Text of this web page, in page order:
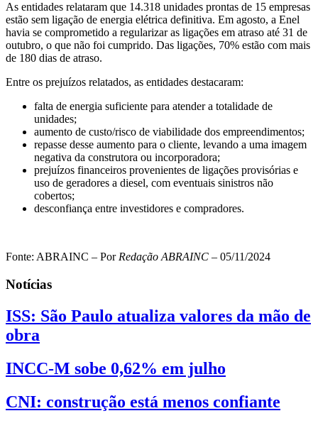
As entidades relataram que 14.318 unidades prontas de 15 empresas
estão sem ligação de energia elétrica definitiva. Em agosto, a Enel
havia se comprometido a regularizar as ligações em atraso até 31 de
outubro, o que não foi cumprido. Das ligações, 70% estão com mais
de 180 dias de atraso.
Entre os prejuízos relatados, as entidades destacaram:
falta de energia suficiente para atender a totalidade de
unidades;
aumento de custo/risco de viabilidade dos empreendimentos;
repasse desse aumento para o cliente, levando a uma imagem
negativa da construtora ou incorporadora;
prejuízos financeiros provenientes de ligações provisórias e
uso de geradores a diesel, com eventuais sinistros não
cobertos;
desconfiança entre investidores e compradores.
Fonte: ABRAINC – Por Redação ABRAINC – 05/11/2024
Notícias
ISS: São Paulo atualiza valores da mão de
obra
INCC-M sobe 0,62% em julho
CNI: construção está menos confiante